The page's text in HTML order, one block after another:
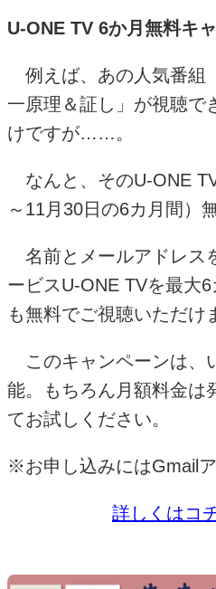
U-ONE TV 6か月無料キ
例えば、あの人気番組
一原理＆証し」が視聴で
けですが……。
なんと、そのU-ONE
～ 11 月 30日の6カ月間）
名前とメールアドレス
ービスU-ONE TVを最大6
も無料でご視聴いただけ
このキャンペーンは、
能。もちろん月額料金は
てお試しください。
※お申し込みにはGmail
詳しくはコ